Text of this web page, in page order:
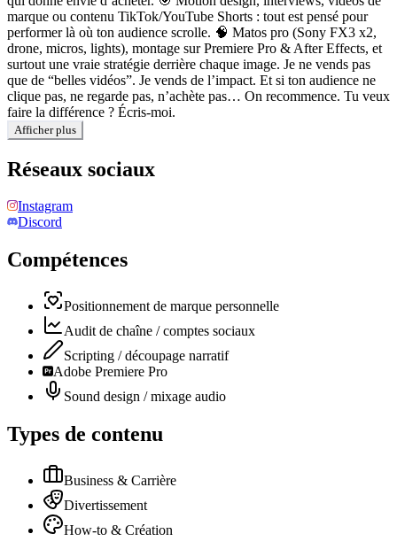
marque ou contenu TikTok/YouTube Shorts : tout est pensé pour
performer là où ton audience scrolle. 🧠 Matos pro (Sony FX3 x2,
drone, micros, lights), montage sur Premiere Pro & After Effects, et
surtout une vraie stratégie derrière chaque image. Je ne vends pas
que de “belles vidéos”. Je vends de l’impact. Et si ton audience ne
clique pas, ne regarde pas, n’achète pas… On recommence. Tu veux
faire la différence ? Écris-moi.
Afficher plus
Réseaux sociaux
Instagram
Discord
Compétences
Positionnement de marque personnelle
Audit de chaîne / comptes sociaux
Scripting / découpage narratif
Adobe Premiere Pro
Sound design / mixage audio
Types de contenu
Business & Carrière
Divertissement
How-to & Création